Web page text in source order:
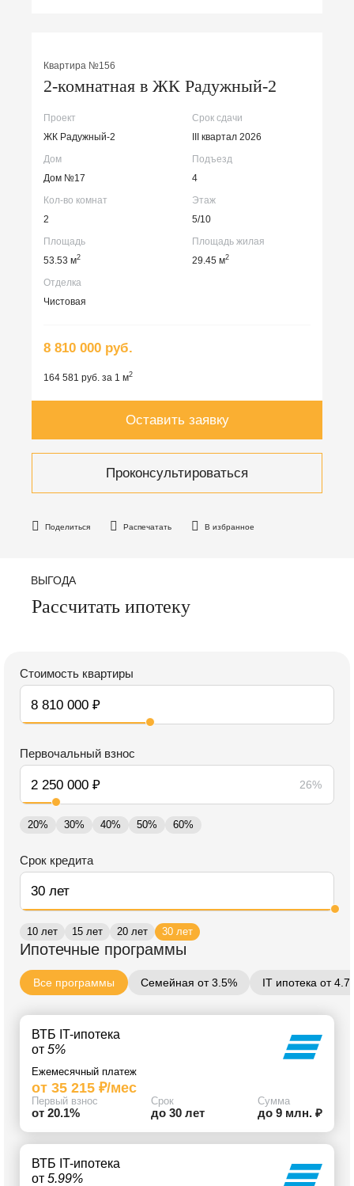
Поделиться Распечатать В избранное
Квартира №156
2-комнатная в ЖК Радужный-2
Проект
ЖК Радужный-2
Срок сдачи
III квартал 2026
Дом
Дом №17
Подъезд
4
Кол-во комнат
2
Этаж
5/10
Площадь
53.53 м2
Площадь жилая
29.45 м2
Отделка
Чистовая
8 810 000 руб.
164 581 руб. за 1 м2
Оставить заявку
Проконсультироваться
ВЫГОДА
Рассчитать ипотеку
Стоимость квартиры
Первочальный взнос
26%
20% 30% 40% 50% 60%
Срок кредита
10 лет 15 лет 20 лет 30 лет
Ипотечные программы
Все программы Семейная от 3.5% IT ипотека от
ВТБ IT-ипотека
от 5%
Ежемесячный платеж
от 35 215 ₽/мес
Первый взнос
от 20.1%
Срок
до 30 лет
Сумма
до 9 млн. ₽
ВТБ IT-ипотека
от 5.99%